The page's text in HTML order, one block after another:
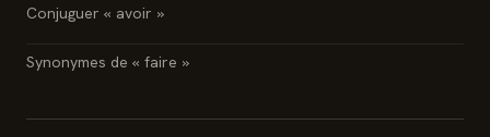
Conjuguer « avoir »
Synonymes de « faire »